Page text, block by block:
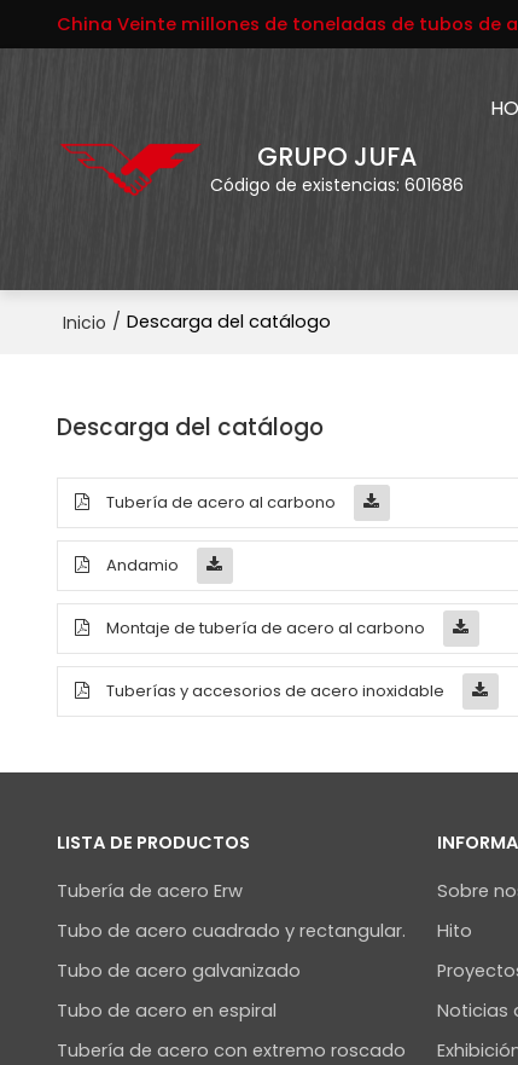
China Veinte millones de toneladas de tubos de
GRUPO JUFA
Código de existencias: 601686
Inicio / Descarga del catálogo
Descarga del catálogo
Tubería de acero al carbono
Andamio
Montaje de tubería de acero al carbono
Tuberías y accesorios de acero inoxidable
LISTA DE PRODUCTOS
Tubería de acero Erw
Tubo de acero cuadrado y rectangular.
Tubo de acero galvanizado
Tubo de acero en espiral
Tubería de acero con extremo roscado
Sobre
Hito
Noticias